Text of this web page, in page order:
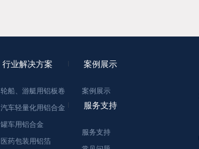
行业解决方案
轮船、游艇用铝板卷
汽车轻量化用铝合金
罐车用铝合金
医药包装用铝箔
案例展示
案例展示
服务支持
服务支持